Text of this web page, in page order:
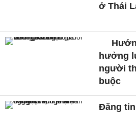
ở Thái
hưởng
người
buộc
Đăng